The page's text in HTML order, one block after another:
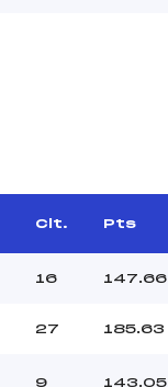
Clt. Pts
16 147.66
27 185.63
9 143.05